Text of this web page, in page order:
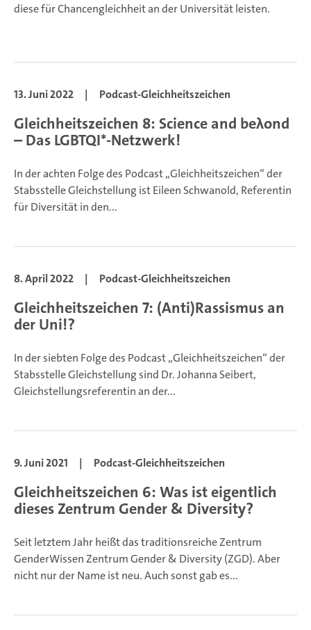
diese für Chancengleichheit an der Universität leisten.
13. Juni 2022 | Podcast-Gleichheitszeichen
Gleichheitszeichen 8: Science and beλond
– Das LGBTQI*-Netzwerk!
In der achten Folge des Podcast „Gleichheitszeichen“ der
Stabsstelle Gleichstellung ist Eileen Schwanold, Referentin
für Diversität in den...
8. April 2022 | Podcast-Gleichheitszeichen
Gleichheitszeichen 7: (Anti)Rassismus an
der Uni!?
In der siebten Folge des Podcast „Gleichheitszeichen“ der
Stabsstelle Gleichstellung sind Dr. Johanna Seibert,
Gleichstellungsreferentin an der...
9. Juni 2021 | Podcast-Gleichheitszeichen
Gleichheitszeichen 6: Was ist eigentlich
dieses Zentrum Gender & Diversity?
Seit letztem Jahr heißt das traditionsreiche Zentrum
GenderWissen Zentrum Gender & Diversity (ZGD). Aber
nicht nur der Name ist neu. Auch sonst gab es...